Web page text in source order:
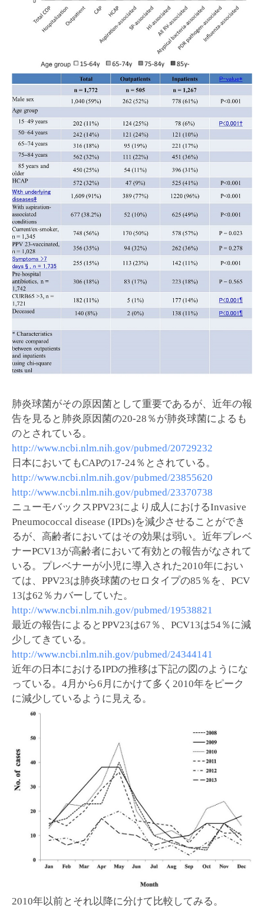
肺炎球菌がその原因菌として重要であるが、近年の報
告を見ると肺炎原因菌の20-28％が肺炎球菌によるも
のとされている。
http://www.ncbi.nlm.nih.gov/pubmed/20729232
日本においてもCAPの17-24％とされている。
http://www.ncbi.nlm.nih.gov/pubmed/23855620
http://www.ncbi.nlm.nih.gov/pubmed/23370738
ニューモバックスPPV23により成人におけるInvasive
Pneumococcal disease (IPDs)を減少させることができ
るが、高齢者においてはその効果は弱い。近年プレベ
ナーPCV13が高齢者において有効との報告がなされて
いる。プレベナーが小児に導入された2010年におい
ては、PPV23は肺炎球菌のセロタイプの85％を、PCV
13は62％カバーしていた。
http://www.ncbi.nlm.nih.gov/pubmed/19538821
最近の報告によるとPPV23は67％、PCV13は54％に減
少してきている。
http://www.ncbi.nlm.nih.gov/pubmed/24344141
近年の日本におけるIPDの推移は下記の図のようにな
っている。4月から6月にかけて多く2010年をピーク
に減少しているように見える。
2010年以前とそれ以降に分けて比較してみる。